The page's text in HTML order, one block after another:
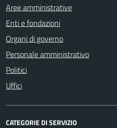
Aree amministrative
Enti e fondazioni
Organi di governo
Personale amministrativo
Politici
Uffici
CATEGORIE DI SERVIZIO